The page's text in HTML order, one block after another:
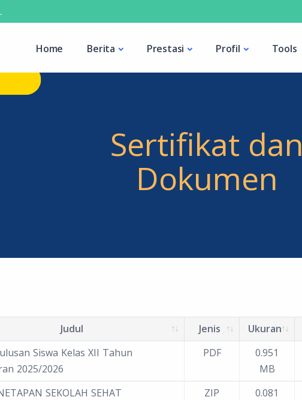
Home Berita Prestasi Profil Tools
Sertifikat dan
Dokumen
Judul Jenis Ukuran
Siswa Kelas XII Tahun
2025/2026
PDF
0.951
MB
SEKOLAH SEHAT
ZIP
0.081